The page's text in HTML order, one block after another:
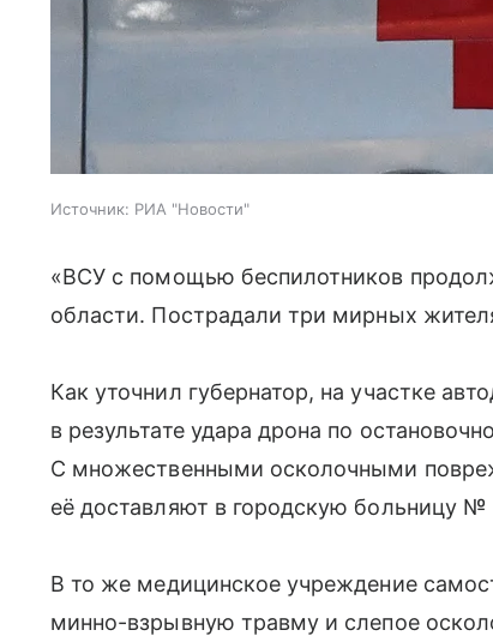
Источник: РИА "Новости"
«ВСУ с помощью беспилотников
области. Пострадали три мирных
Как уточнил губернатор, на участке
в результате удара дрона по
С множественными осколочными
её доставляют в городскую больницу №
В то же медицинское учреждение
минно-взрывную травму и слепое